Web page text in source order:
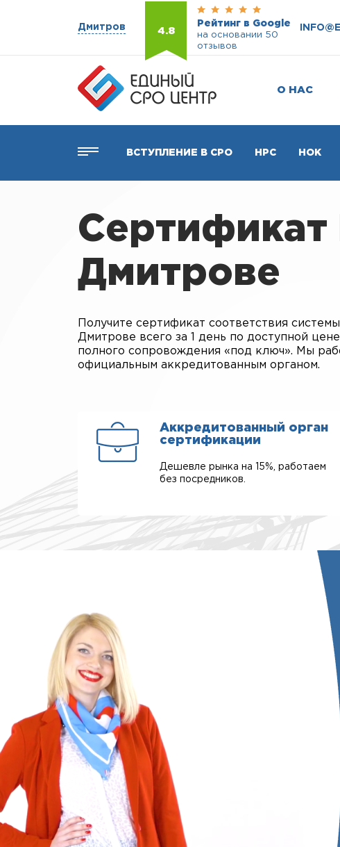
Дмитров 4.8
Рейтинг в Google
на основании 50
отзывов
О НАС
ВСТУПЛЕНИЕ В СРО НРС НОК
Дмитрове
Получите сертификат соответствия
Дмитрове всего за 1 день по доступной
полного сопровождения «под ключ». Мы
официальным аккредитованным органом.
Аккредитованный орган
сертификации
Дешевле рынка на 15%, работаем
без посредников.